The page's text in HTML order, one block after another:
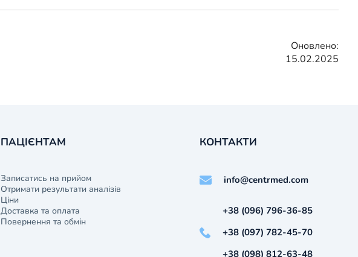
Оновлено:
15.02.2025
ПАЦІЄНТАМ
Записатись на прийом
Отримати результати аналізів
Ціни
Доставка та оплата
Повернення та обмін
КОНТАКТИ
info@centrmed.com
+38 (096) 796-36-85
+38 (097) 782-45-70
+38 (098) 812-63-48